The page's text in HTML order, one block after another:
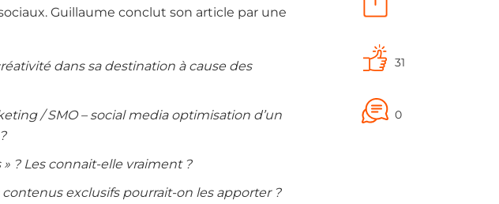
31
0
Guillaume conclut son article par une
dans sa destination à cause des
/ SMO – social media optimisation d’un
? Les connait-elle vraiment ?
exclusifs pourrait-on les apporter ?